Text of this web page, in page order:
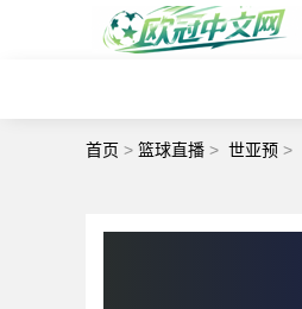
首页 > 篮球直播 > 世亚预 >